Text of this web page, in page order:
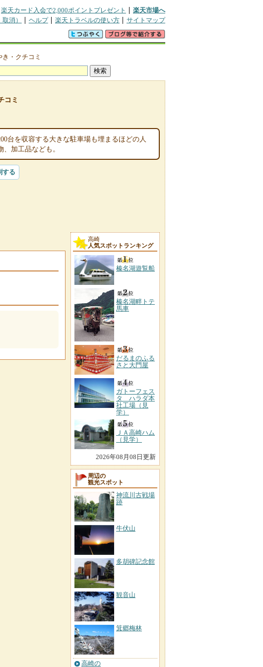
楽天カード入会で2,000ポイントプレゼント
楽天市場へ
消） ヘルプ 楽天トラベルの使い方 サイトマップ
き・クチコミ
コミ
台を収容する大きな駐車場も埋まるほどの人
加工品なども。
する
高崎
人気スポットランキング
榛名湖遊覧船
榛名湖畔トテ
馬車
だるまのふる
さと大門屋
ガトーフェス
タ ハラダ本
社工場（見
学）
ＪＡ高崎ハム
（見学）
2026年08月08日更新
周辺の
観光スポット
神流川古戦場
跡
牛伏山
多胡碑記念館
観音山
箕郷梅林
高崎の